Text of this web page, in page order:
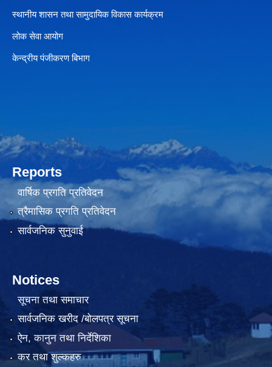
स्थानीय शासन तथा सामुदायिक विकास कार्यक्रम
लोक सेवा आयोग
केन्द्रीय पंजीकरण बिभाग
Reports
वार्षिक प्रगति प्रतिवेदन
त्रैमासिक प्रगति प्रतिवेदन
सार्वजनिक सुनुवाई
Notices
सूचना तथा समाचार
सार्वजनिक खरीद /बोलपत्र सूचना
ऐन, कानुन तथा निर्देशिका
कर तथा शुल्कहरु